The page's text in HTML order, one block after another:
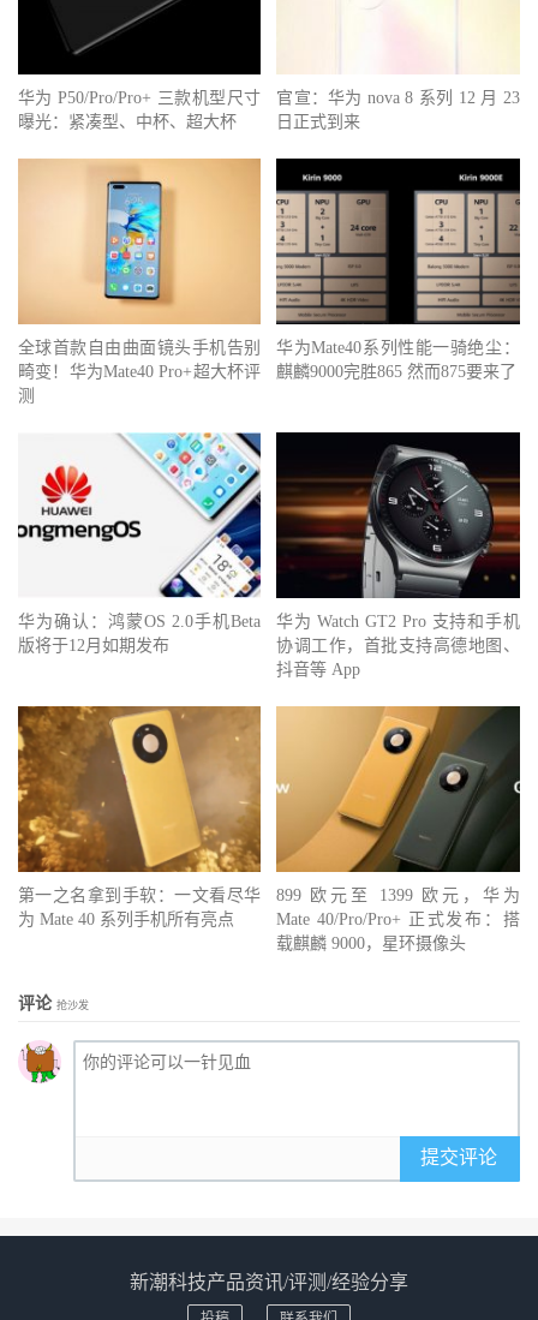
华为 P50/Pro/Pro+ 三款机型尺寸
曝光：紧凑型、中杯、超大杯
官宣：华为 nova 8 系列 12 月 23
日正式到来
全球首款自由曲面镜头手机告别
畸变！华为Mate40 Pro+超大杯评
测
华为Mate40系列性能一骑绝尘：
麒麟9000完胜865 然而875要来了
华为确认：鸿蒙OS 2.0手机Beta
版将于12月如期发布
华为 Watch GT2 Pro 支持和手机
协调工作，首批支持高德地图、
抖音等 App
第一之名拿到手软：一文看尽华
为 Mate 40 系列手机所有亮点
899 欧元至 1399 欧元，华为
Mate 40/Pro/Pro+ 正式发布：搭
载麒麟 9000，星环摄像头
评论 抢沙发
提交评论
新潮科技产品资讯/评测/经验分享